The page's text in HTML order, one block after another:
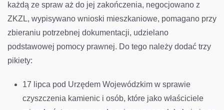
każdą ze spraw aż do jej zakończenia, negocjowano z
ZKZL, wypisywano wnioski mieszkaniowe, pomagano przy
zbieraniu potrzebnej dokumentacji, udzielano
podstawowej pomocy prawnej. Do tego należy dodać trzy
pikiety:
17 lipca pod Urzędem Wojewódzkim w sprawie
czyszczenia kamienic i osób, które jako właściciele